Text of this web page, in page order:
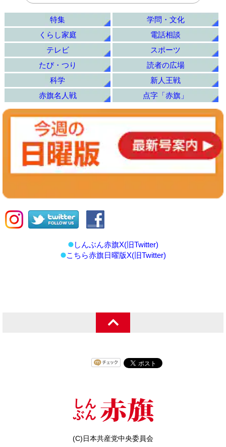
特集
学問・文化
くらし家庭
電話相談
テレビ
スポーツ
たび・つり
読者の広場
科学
新人王戦
赤旗名人戦
点字「赤旗」
しんぶん赤旗X(旧Twitter)
こちら赤旗日曜版X(旧Twitter)
(C)日本共産党中央委員会